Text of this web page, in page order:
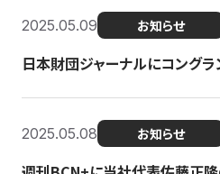
2025.05.09 お知らせ
日本財団ジャーナルにコング
2025.05.08 お知らせ